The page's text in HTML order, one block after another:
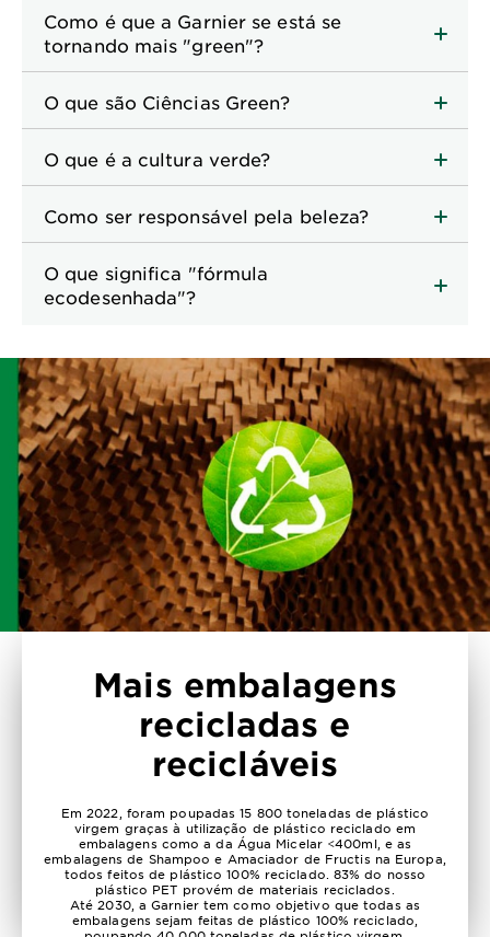
Como é que a Garnier se está se
tornando mais "green"?
O que são Ciências Green?
O que é a cultura verde?
Como ser responsável pela beleza?
O que significa "fórmula
ecodesenhada"?
Mais embalagens
recicladas e
recicláveis
Em 2022, foram poupadas 15 800 toneladas de plástico
virgem graças à utilização de plástico reciclado em
embalagens como a da Água Micelar <400ml, e as
embalagens de Shampoo e Amaciador de Fructis na Europa,
todos feitos de plástico 100% reciclado. 83% do nosso
plástico PET provém de materiais reciclados.
Até 2030, a Garnier tem como objetivo que todas as
embalagens sejam feitas de plástico 100% reciclado,